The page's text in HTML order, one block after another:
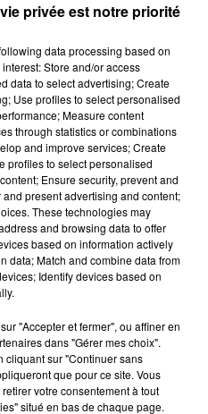
2022 à 18h00
2022 à 20h00
Neuf
privée est notre priorité
data processing based on
Store and/or access
data to select advertising; Create
Use profiles to select personalised
Measure content
through statistics or combinations
and improve services; Create
profiles to select personalised
Ensure security, prevent and
present advertising and content;
These technologies may
and browsing data to offer
based on information actively
data; Match and combine data from
Identify devices based on
"Accepter et fermer", ou affiner en
dans "Gérer mes choix".
cliquant sur "Continuer sans
que pour ce site. Vous
votre consentement à tout
situé en bas de chaque page.